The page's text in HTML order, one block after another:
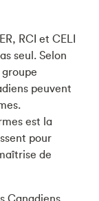
RCI et CELI
seul. Selon
peuvent
est la
pour
de
Canadiens